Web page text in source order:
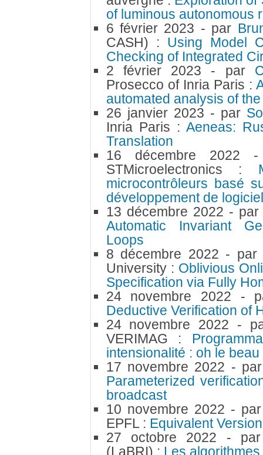
of luminous autonomous
6 février 2023 - par
CASH) : Using Model
Checking of Integrated
2 février 2023 - par
Prosecco of Inria Paris :
automated analysis of
26 janvier 2023 - par
Inria Paris :Aeneas:
Translation
16 décembre 2022
STMicroelectronics :
microcontrôleurs basé
développement de
13 décembre 2022 -
Automatic Invariant
Loops
8 décembre 2022 -
University : Oblivious
Specification via Fully
24 novembre 2022 -
Deductive Verification of
24 novembre 2022 -
VERIMAG :
intensionalité : oh le beau
17 novembre 2022 -
Parameterized
broadcast
10 novembre 2022 -
EPFL : Equivalent
27 octobre 2022 -
(LaBRI) : Les